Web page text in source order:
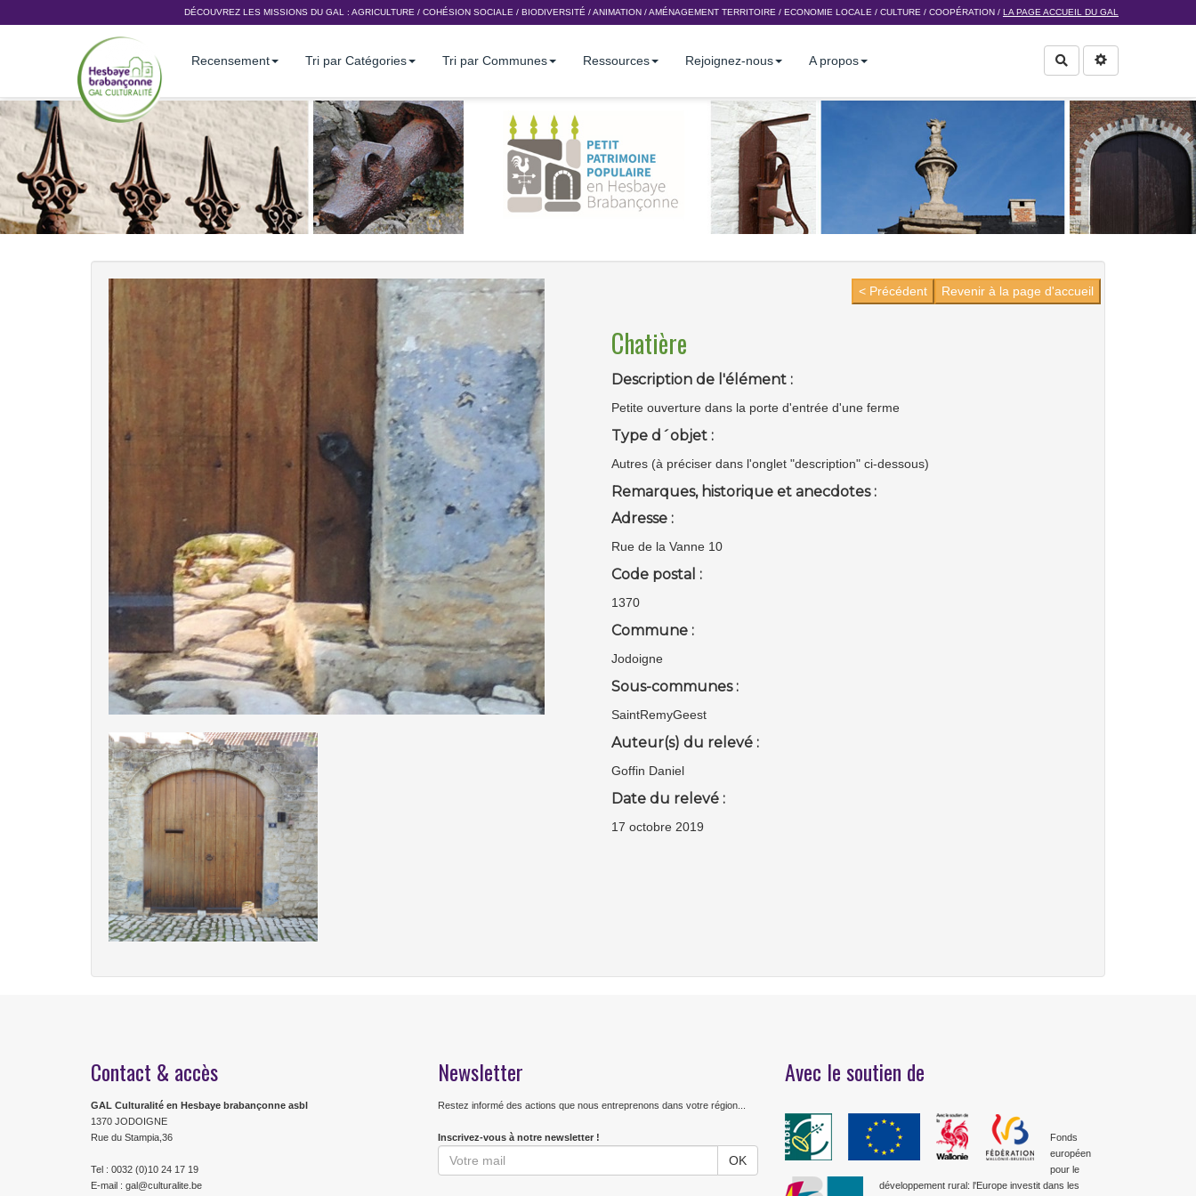
DÉCOUVREZ LES MISSIONS DU GAL : AGRICULTURE / COHÉSION SOCIALE / BIODIVERSITÉ /ANIMATION /AMÉNAGEMENT TERRITOIRE / ECONOMIE LOCALE / CULTURE / COOPÉRATION / LA PAGE ACCUEIL DU GAL
Recensement Tri par Catégories Tri par Communes Ressources Rejoignez-nous A propos Rechercher
Revenir à la page d'accueil
< Précédent
Chatière
Description de l'élément :
Petite ouverture dans la porte d'entrée d'une ferme
Type d´objet :
Autres (à préciser dans l'onglet "description" ci-dessous)
Remarques, historique et anecdotes :
Adresse :
Rue de la Vanne 10
Code postal :
1370
Commune :
Jodoigne
Sous-communes :
SaintRemyGeest
Auteur(s) du relevé :
Goffin Daniel
Date du relevé :
17 octobre 2019
Contact & accès
GAL Culturalité en Hesbaye brabançonne asbl
1370 JODOIGNE
Rue du Stampia,36
Tel : 0032 (0)10 24 17 19
E-mail : gal@culturalite.be
Newsletter
Restez informé des actions que nous entreprenons dans votre région...
Inscrivez-vous à notre newsletter !
Avec le soutien de
Fonds
européen
pour le
développement rural: l'Europe investit dans les